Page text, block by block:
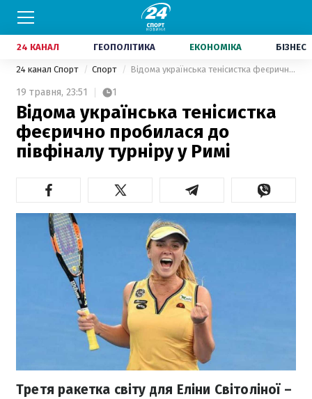
24 КАНАЛ ГЕОПОЛІТИКА ЕКОНОМІКА БІЗНЕС
24 канал Спорт Спорт Відома українська тенісистка феєрично пробилася до півфіналу турніру у Римі
19 травня, 23:51 1
Відома українська тенісистка
феєрично пробилася до
півфіналу турніру у Римі
Третя ракетка світу для Еліни Світоліної –